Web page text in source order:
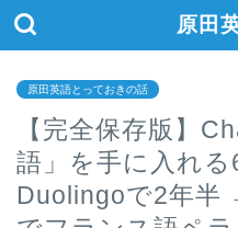
原田
原田英語とっておきの話
【完全保存版】
語」を手に入れる
Duolingoで2年半